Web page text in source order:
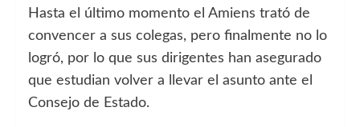
Hasta el último momento el Amiens trató de
convencer a sus colegas, pero finalmente no lo
logró, por lo que sus dirigentes han asegurado
que estudian volver a llevar el asunto ante el
Consejo de Estado.